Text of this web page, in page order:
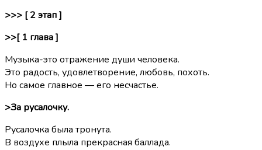
>>> [ 2 этап ]
>>[ 1 глава ]
Музыка-это отражение души человека.
Это радость, удовлетворение, любовь, похоть.
Но самое главное — его несчастье.
>За русалочку.
Русалочка была тронута.
В воздухе плыла прекрасная баллада.